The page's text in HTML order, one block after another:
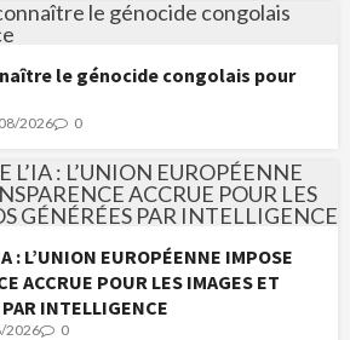
le génocide congolais pour
2026 0
: L’UNION EUROPÉENNE IMPOSE
ACCRUE POUR LES IMAGES ET
INTELLIGENCE
2026 0